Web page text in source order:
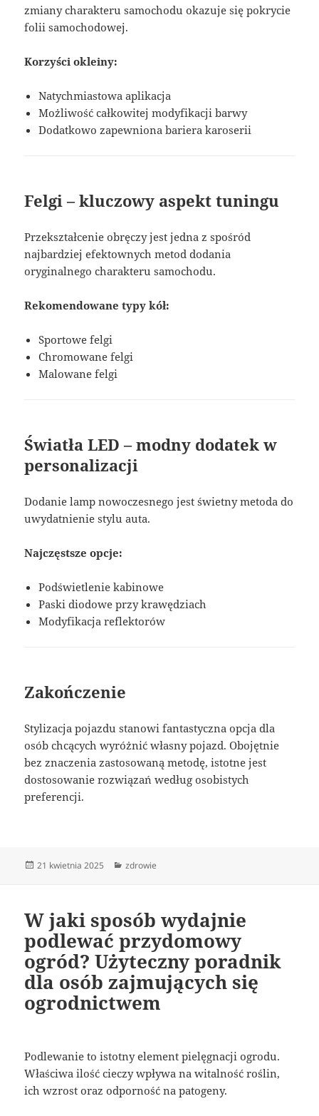
zmiany charakteru samochodu okazuje się pokrycie
folii samochodowej.
Korzyści okleiny:
Natychmiastowa aplikacja
Możliwość całkowitej modyfikacji barwy
Dodatkowo zapewniona bariera karoserii
Felgi – kluczowy aspekt tuningu
Przekształcenie obręczy jest jedna z spośród
najbardziej efektownych metod dodania
oryginalnego charakteru samochodu.
Rekomendowane typy kół:
Sportowe felgi
Chromowane felgi
Malowane felgi
Światła LED – modny dodatek w
personalizacji
Dodanie lamp nowoczesnego jest świetny metoda do
uwydatnienie stylu auta.
Najczęstsze opcje:
Podświetlenie kabinowe
Paski diodowe przy krawędziach
Modyfikacja reflektorów
Zakończenie
Stylizacja pojazdu stanowi fantastyczna opcja dla
osób chcących wyróżnić własny pojazd. Obojętnie
bez znaczenia zastosowaną metodę, istotne jest
dostosowanie rozwiązań według osobistych
preferencji.
Data
21 kwietnia 2025 Kategorie
zdrowie
W jaki sposób wydajnie
podlewać przydomowy
ogród? Użyteczny poradnik
dla osób zajmujących się
ogrodnictwem
Podlewanie to istotny element pielęgnacji ogrodu.
Właściwa ilość cieczy wpływa na witalność roślin,
ich wzrost oraz odporność na patogeny.